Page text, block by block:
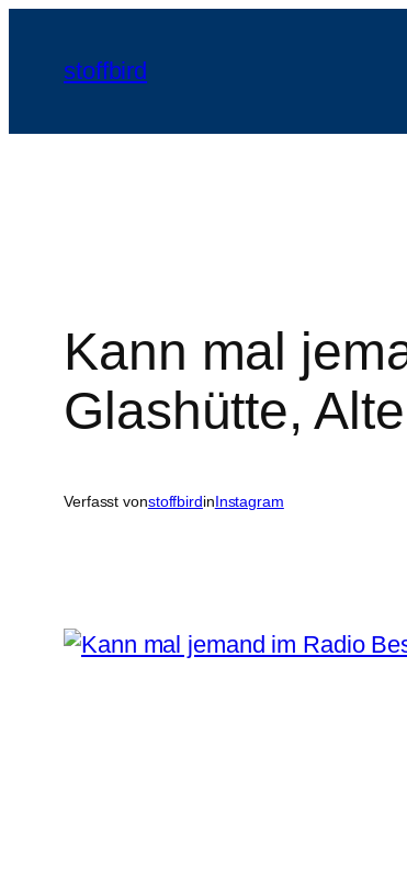
springen
stoffbird
Kann mal
Glashütte,
Verfasst vonstoffbirdinInstagram